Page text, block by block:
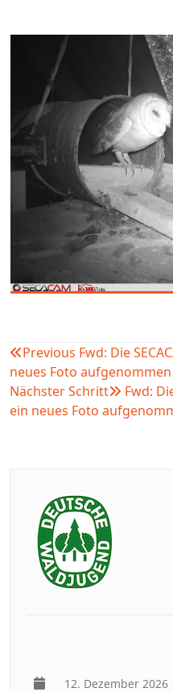
Previous Fwd: Die
neues Foto aufgenommen
Nächster Schritt
Fwd:
ein neues Foto
12. Dezember 2026